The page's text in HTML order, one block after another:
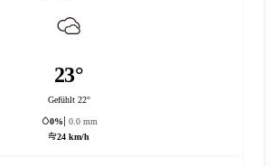
23°
Gefühlt 22°
0%
0.0 mm
24 km/h